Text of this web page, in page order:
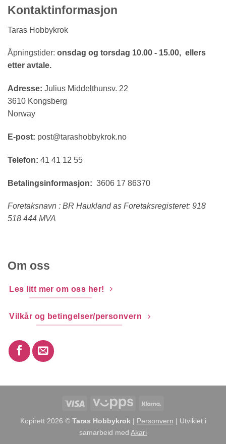
Kontaktinformasjon
Taras Hobbykrok
Åpningstider: onsdag og torsdag 10.00 - 15.00, ellers
etter avtale.
Adresse: Julius Middelthunsv. 22
3610 Kongsberg
Norway
E-post: post@tarashobbykrok.no
Telefon: 41 41 12 55
Betalingsinformasjon: 3606 17 86370
Foretaksnavn : BR Haukland as Foretaksregisteret: 918
518 444 MVA
Om oss
Les litt mer om oss her!
Vilkår og betingelser/personvern
Visa Vipps
Kopirett 2026 © Taras Hobbykrok | Personvern | Utviklet i
samarbeid med Akari